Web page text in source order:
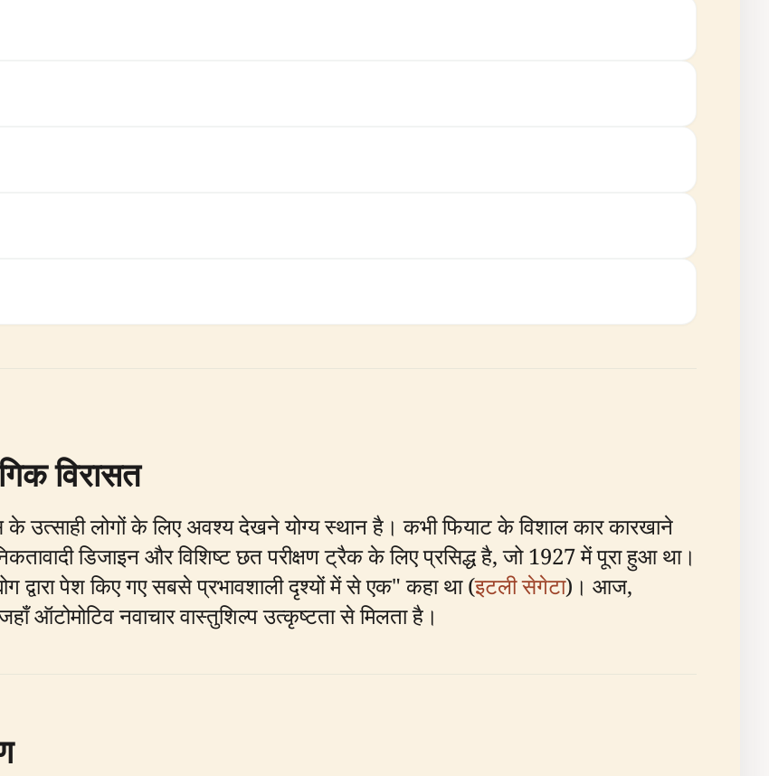
विरासत
के उत्साही लोगों के लिए अवश्य देखने योग्य स्थान है। कभी फियाट के विशाल कार कारखाने
डिजाइन और विशिष्ट छत परीक्षण ट्रैक के लिए प्रसिद्ध है, जो 1927 में पूरा हुआ था।
द्वारा पेश किए गए सबसे प्रभावशाली दृश्यों में से एक" कहा था (इटली सेगेटा)। आज,
नवाचार वास्तुशिल्प उत्कृष्टता से मिलता है।